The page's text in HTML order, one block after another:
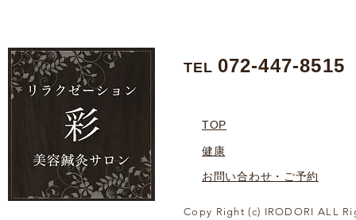
TEL 072-447-8515
TOP
健康
お問い合わせ・ご予約
Copy Right (c) IRODORI ALL